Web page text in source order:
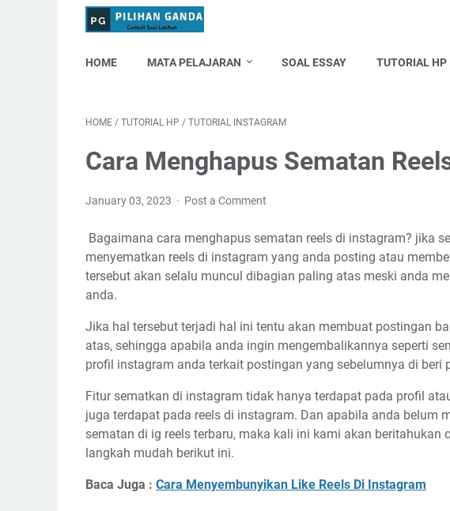
HOME MATA PELAJARAN SOAL ESSAY TUTORIAL HP
HOME / TUTORIAL HP / TUTORIAL INSTAGRAM
Cara Menghapus Sematan
January 03, 2023 Post a Comment
Bagaimana cara menghapus sematan reels di instagram? jika
menyematkan reels di instagram yang anda posting atau
tersebut akan selalu muncul dibagian paling atas meski anda
anda.
Jika hal tersebut terjadi hal ini tentu akan membuat postingan
atas, sehingga apabila anda ingin mengembalikannya seperti
profil instagram anda terkait postingan yang sebelumnya di beri
Fitur sematkan di instagram tidak hanya terdapat pada profil
juga terdapat pada reels di instagram. Dan apabila anda belum
sematan di ig reels terbaru, maka kali ini kami akan beritahukan
langkah mudah berikut ini.
Baca Juga : Cara Menyembunyikan Like Reels Di Instagram